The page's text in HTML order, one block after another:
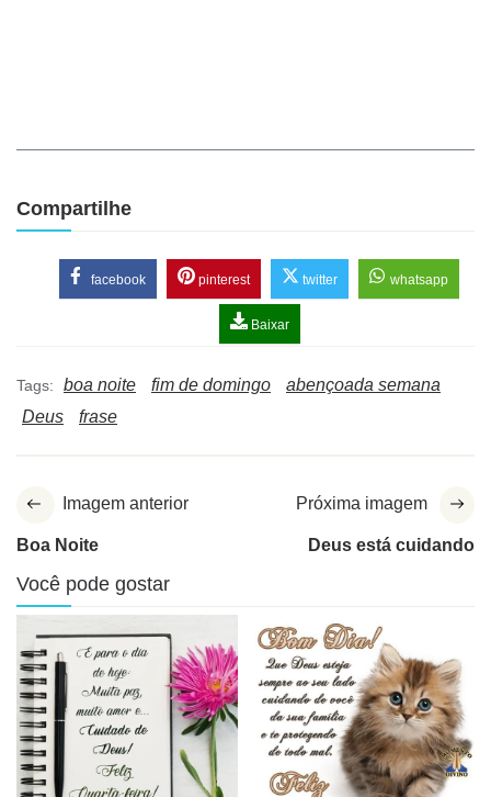
Compartilhe
facebook pinterest twitter whatsapp
Baixar
Tags: boa noite fim de domingo
abençoada semana
Deus
frase
Imagem anterior
Boa Noite
Próxima imagem
Deus está cuidando
Você pode gostar